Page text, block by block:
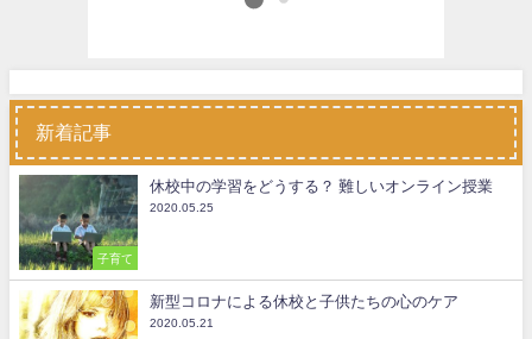
新着記事
子育て
休校中の学習をどうする？ 難しいオンライン授業
2020.05.25
新型コロナによる休校と子供たちの心のケア
2020.05.21